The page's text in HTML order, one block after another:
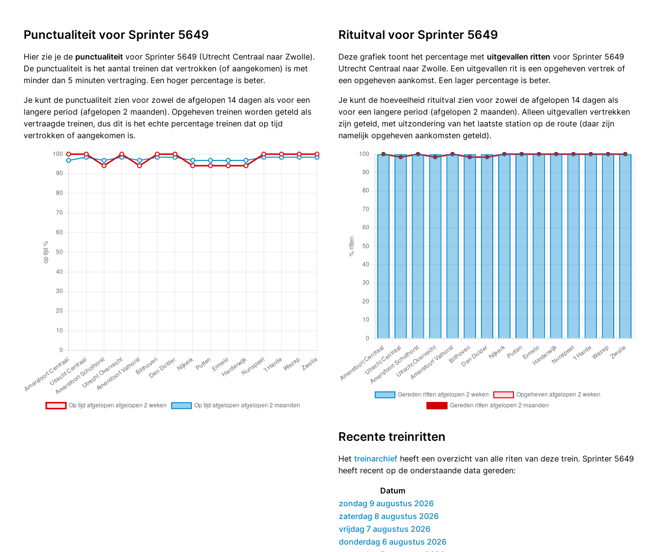
Punctualiteit voor Sprinter 5649
Hier zie je de punctualiteit voor Sprinter 5649 (Utrecht Centraal naar Zwolle).
De punctualiteit is het aantal treinen dat vertrokken (of aangekomen) is met
minder dan 5 minuten vertraging. Een hoger percentage is beter.
Je kunt de punctualiteit zien voor zowel de afgelopen 14 dagen als voor een
langere period (afgelopen 2 maanden). Opgeheven treinen worden geteld als
vertraagde treinen, dus dit is het echte percentage treinen dat op tijd
vertrokken of aangekomen is.
Rituitval voor Sprinter 5649
Deze grafiek toont het percentage met uitgevallen ritten voor Sprinter 5649
Utrecht Centraal naar Zwolle. Een uitgevallen rit is een opgeheven vertrek of
een opgeheven aankomst. Een lager percentage is beter.
Je kunt de hoeveelheid rituitval zien voor zowel de afgelopen 14 dagen als
voor een langere period (afgelopen 2 maanden). Alleen uitgevallen vertrekken
zijn geteld, met uitzondering van het laatste station op de route (daar zijn
namelijk opgeheven aankomsten geteld).
Recente treinritten
Het treinarchief heeft een overzicht van alle riten van deze trein. Sprinter 5649
heeft recent op de onderstaande data gereden:
Datum
zondag 9 augustus 2026
zaterdag 8 augustus 2026
vrijdag 7 augustus 2026
donderdag 6 augustus 2026